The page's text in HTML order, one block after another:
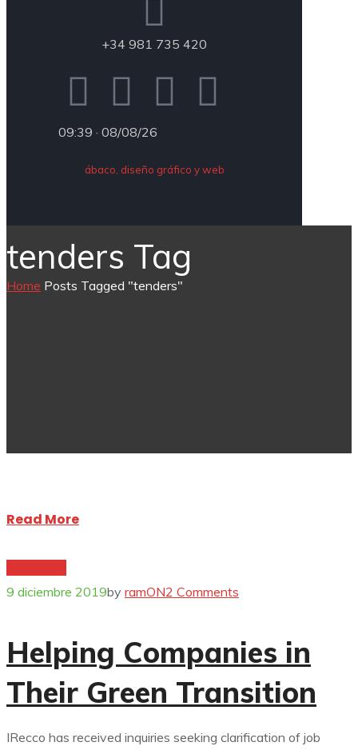
+34 981 735 420
09:39 · 08/08/26
ábaco, diseño gráfico y web
tenders Tag
Home Posts Tagged "tenders"
Read More
9 diciembre 2019by ramON2 Comments
Helping Companies in
Their Green Transition
IRecco has received inquiries seeking clarification of job